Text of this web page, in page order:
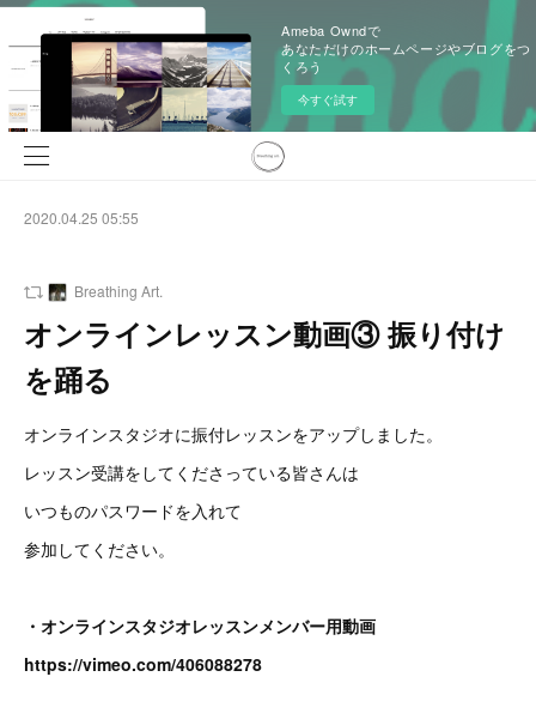
Ameba Owndで
あなただけのホームページやブログをつ
くろう
今すぐ試す
2020.04.25 05:55
Breathing Art.
オンラインレッスン動画③ 振り付け
を踊る
オンラインスタジオに振付レッスンをアップしました。
レッスン受講をしてくださっている皆さんは
いつものパスワードを入れて
参加してください。
・オンラインスタジオレッスンメンバー用動画
https://vimeo.com/406088278